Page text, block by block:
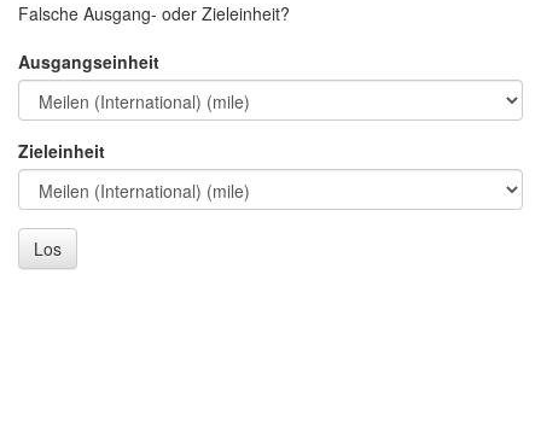
Falsche Ausgang- oder Zieleinheit?
Ausgangseinheit
Zieleinheit
Los